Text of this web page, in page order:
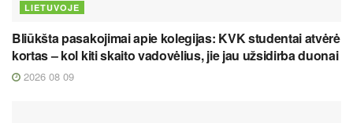
LIETUVOJE
Bliūkšta pasakojimai apie kolegijas: KVK studentai atvėrė
kortas – kol kiti skaito vadovėlius, jie jau užsidirba duonai
2026 08 09